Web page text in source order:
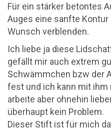
Für ein stärker betontes
Auges eine sanfte
Wunsch verblenden.
Ich liebe ja diese
gefällt mir auch extrem
Schwämmchen bzw der
fest und ich kann mit ihm
arbeite aber ohnehin
überhaupt kein Problem.
Dieser Stift ist für mich